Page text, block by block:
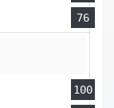
76
100